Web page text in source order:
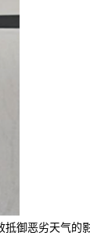
御恶劣天气的